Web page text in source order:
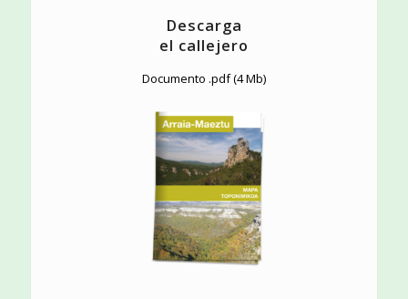
Descarga
el callejero
Documento .pdf (4 Mb)